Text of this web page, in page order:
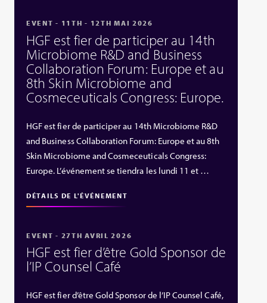
EVENT - 11TH - 12TH MAI 2026
HGF est fier de participer au 14th
Microbiome R&D and Business
Collaboration Forum: Europe et au
8th Skin Microbiome and
Cosmeceuticals Congress: Europe.
HGF est fier de participer au 14th Microbiome R&D
and Business Collaboration Forum: Europe et au 8th
Skin Microbiome and Cosmeceuticals Congress:
Europe. L’événement se tiendra les lundi 11 et …
DÉTAILS DE L'ÉVÉNEMENT
EVENT - 27TH AVRIL 2026
HGF est fier d’être Gold Sponsor de
l’IP Counsel Café
HGF est fier d’être Gold Sponsor de l’IP Counsel Café,